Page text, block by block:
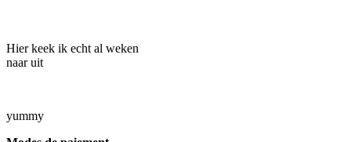
Hier keek ik echt al weken
naar uit
yummy